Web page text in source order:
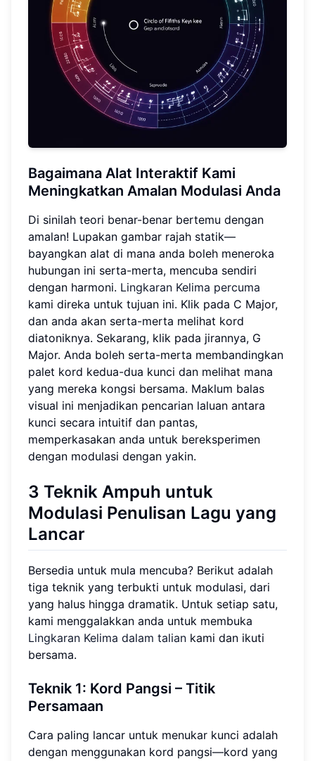
Bagaimana Alat Interaktif Kami
Meningkatkan Amalan Modulasi Anda
Di sinilah teori benar-benar bertemu dengan
amalan! Lupakan gambar rajah statik—
bayangkan alat di mana anda boleh meneroka
hubungan ini serta-merta, mencuba sendiri
dengan harmoni. Lingkaran Kelima percuma
kami direka untuk tujuan ini. Klik pada C Major,
dan anda akan serta-merta melihat kord
diatoniknya. Sekarang, klik pada jirannya, G
Major. Anda boleh serta-merta membandingkan
palet kord kedua-dua kunci dan melihat mana
yang mereka kongsi bersama. Maklum balas
visual ini menjadikan pencarian laluan antara
kunci secara intuitif dan pantas,
memperkasakan anda untuk bereksperimen
dengan modulasi dengan yakin.
3 Teknik Ampuh untuk
Modulasi Penulisan Lagu yang
Lancar
Bersedia untuk mula mencuba? Berikut adalah
tiga teknik yang terbukti untuk modulasi, dari
yang halus hingga dramatik. Untuk setiap satu,
kami menggalakkan anda untuk membuka
Lingkaran Kelima dalam talian kami dan ikuti
bersama.
Teknik 1: Kord Pangsi – Titik
Persamaan
Cara paling lancar untuk menukar kunci adalah
dengan menggunakan kord pangsi—kord yang